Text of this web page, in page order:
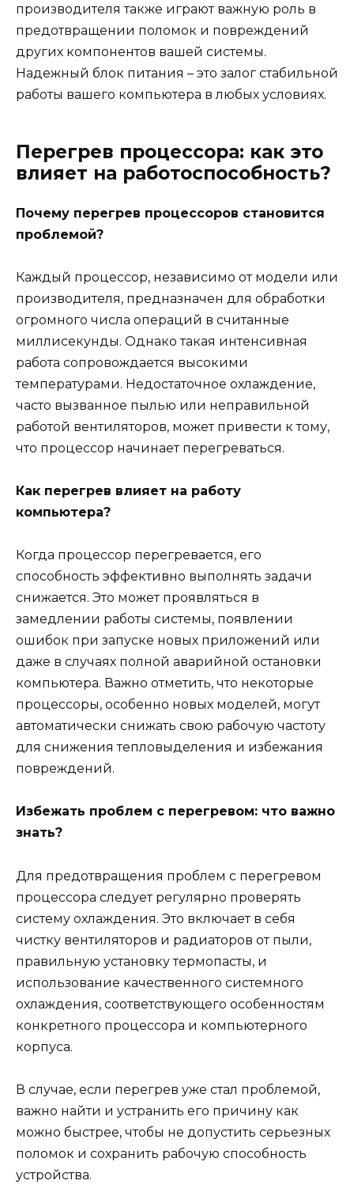
производителя также играют важную роль в
предотвращении поломок и повреждений
других компонентов вашей системы.
Надежный блок питания – это залог стабильной
работы вашего компьютера в любых условиях.
Перегрев процессора: как это
влияет на работоспособность?
Почему перегрев процессоров становится
проблемой?
Каждый процессор, независимо от модели или
производителя, предназначен для обработки
огромного числа операций в считанные
миллисекунды. Однако такая интенсивная
работа сопровождается высокими
температурами. Недостаточное охлаждение,
часто вызванное пылью или неправильной
работой вентиляторов, может привести к тому,
что процессор начинает перегреваться.
Как перегрев влияет на работу
компьютера?
Когда процессор перегревается, его
способность эффективно выполнять задачи
снижается. Это может проявляться в
замедлении работы системы, появлении
ошибок при запуске новых приложений или
даже в случаях полной аварийной остановки
компьютера. Важно отметить, что некоторые
процессоры, особенно новых моделей, могут
автоматически снижать свою рабочую частоту
для снижения тепловыделения и избежания
повреждений.
Избежать проблем с перегревом: что важно
знать?
Для предотвращения проблем с перегревом
процессора следует регулярно проверять
систему охлаждения. Это включает в себя
чистку вентиляторов и радиаторов от пыли,
правильную установку термопасты, и
использование качественного системного
охлаждения, соответствующего особенностям
конкретного процессора и компьютерного
корпуса.
В случае, если перегрев уже стал проблемой,
важно найти и устранить его причину как
можно быстрее, чтобы не допустить серьезных
поломок и сохранить рабочую способность
устройства.